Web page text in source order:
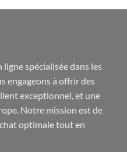
spécialisée dans les
engageons à offrir des
exceptionnel, et une
Notre mission est de
optimale tout en